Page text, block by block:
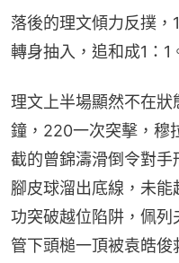
落後的理文傾力反撲
轉身抽入，追和成1：1
理文上半場顯然不在
鐘，220一次突擊，穆
截的曾錦濤滑倒令對
腳皮球溜出底線，未
功突破越位陷阱，佩
管下頭槌一頂被袁皓